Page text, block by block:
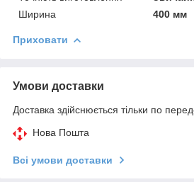
Ширина
400 мм
Приховати
Умови доставки
Доставка здійснюється тільки по
Нова Пошта
Всі умови доставки